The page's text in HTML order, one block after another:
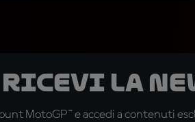
Ricevi la
MotoGP™ e accedi a contenuti